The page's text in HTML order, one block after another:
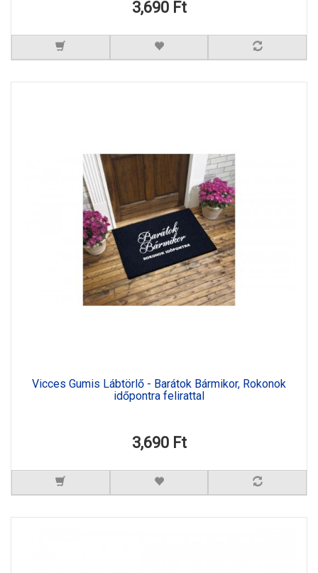
3,690 Ft
Vicces Gumis Lábtörlő - Barátok Bármikor, Rokonok
időpontra felirattal
3,690 Ft